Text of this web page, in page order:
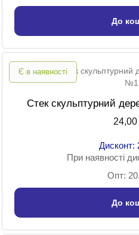
До
Є в наявності
Стек скульптурний
24,00
Дисконт:
При наявності
Опт:
До